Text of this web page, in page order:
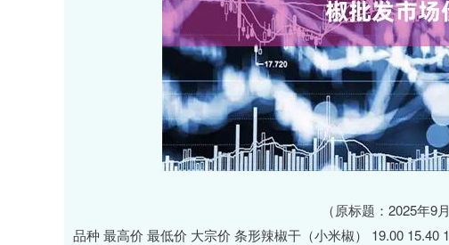
（原标题：2025年
品种 最高价 最低价 大宗价 条形辣椒干（小米椒） 19.00 15.40